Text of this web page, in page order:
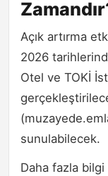
Açık artırma
2026
Otel ve TOKİ
sunulabilecek.
Daha fazla